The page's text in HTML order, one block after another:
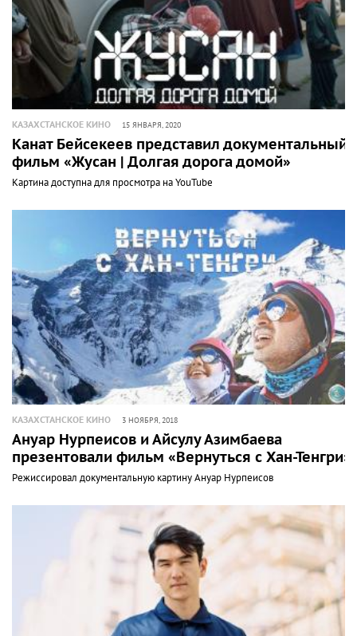
КАЗАХСТАНСКОЕ КИНО 15 ЯНВАРЯ, 2020
Канат Бейсекеев представил документальный
фильм «Жусан | Долгая дорога домой»
Картина доступна для просмотра на YouTube
КАЗАХСТАНСКОЕ КИНО 3 НОЯБРЯ, 2018
Ануар Нурпеисов и Айсулу Азимбаева
презентовали фильм «Вернуться с Хан-Тенгри»
Режиссировал документальную картину Ануар Нурпеисов